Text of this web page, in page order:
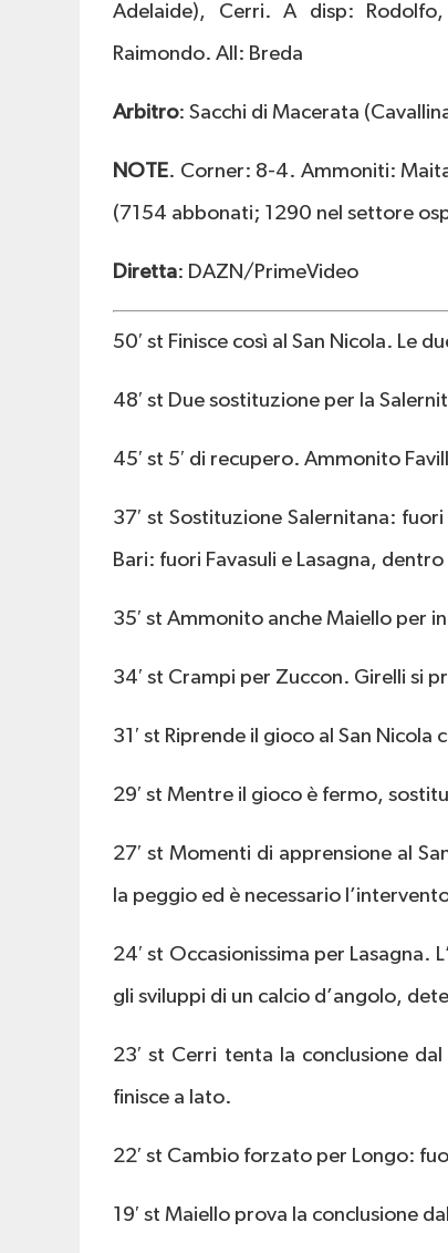
Adelaide), Cerri. A disp:
Raimondo. All: Breda
Arbitro: Sacchi di Macerata
NOTE. Corner: 8-4. Ammoniti:
(7154 abbonati; 1290 nel settore
Diretta: DAZN/PrimeVideo
50′ st Finisce così al San Nicola. Le
48′ st Due sostituzione per la
45′ st 5′ di recupero. Ammonito
37′ st Sostituzione Salernitana:
Bari: fuori Favasuli e Lasagna, dentro
35′ st Ammonito anche Maiello per
34′ st Crampi per Zuccon. Girelli si
31′ st Riprende il gioco al San
29′ st Mentre il gioco è fermo,
27′ st Momenti di apprensione al
la peggio ed è necessario
24′ st Occasionissima per Lasagna.
gli sviluppi di un calcio d’angolo,
23′ st Cerri tenta la conclusione
finisce a lato.
22′ st Cambio forzato per Longo:
19′ st Maiello prova la conclusione